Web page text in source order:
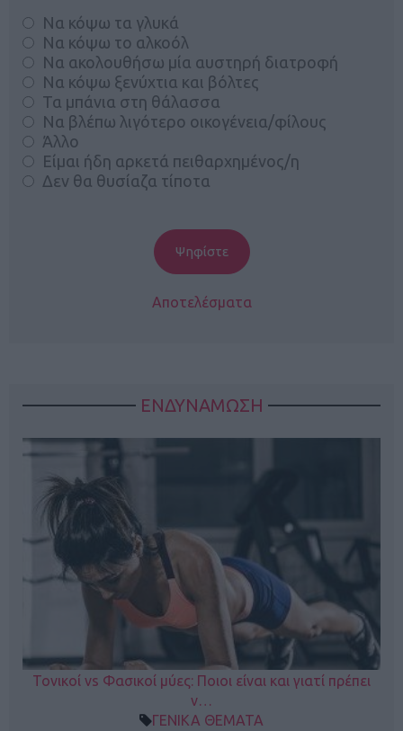
Να κόψω τα γλυκά
Να κόψω το αλκοόλ
Να ακολουθήσω μία αυστηρή διατροφή
Να κόψω ξενύχτια και βόλτες
Τα μπάνια στη θάλασσα
Να βλέπω λιγότερο οικογένεια/φίλους
Άλλο
Είμαι ήδη αρκετά πειθαρχημένος/η
Δεν θα θυσίαζα τίποτα
Αποτελέσματα
ΕΝΔΥΝΑΜΩΣΗ
Τονικοί vs Φασικοί μύες: Ποιοι είναι και γιατί πρέπει
ν…
ΓΕΝΙΚΑ ΘΕΜΑΤΑ